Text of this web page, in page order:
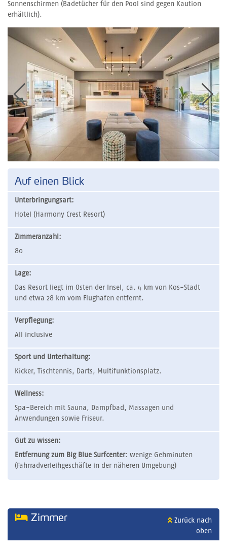
Sonnenschirmen (Badetücher für den Pool sind gegen Kaution
erhältlich).
Auf einen Blick
Unterbringungsart:
Hotel (Harmony Crest Resort)
Zimmeranzahl:
80
Lage:
Das Resort liegt im Osten der Insel, ca. 4 km von Kos-Stadt
und etwa 28 km vom Flughafen entfernt.
Verpflegung:
All inclusive
Sport und Unterhaltung:
Kicker, Tischtennis, Darts, Multifunktionsplatz.
Wellness:
Spa-Bereich mit Sauna, Dampfbad, Massagen und
Anwendungen sowie Friseur.
Gut zu wissen:
Entfernung zum Big Blue Surfcenter: wenige Gehminuten
(Fahrradverleihgeschäfte in der näheren Umgebung)
Zimmer
Zurück nach
oben